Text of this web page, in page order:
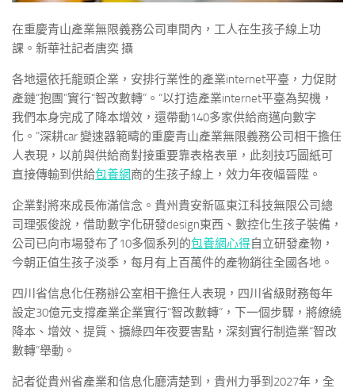
在重慶青山產業無限義務公司車間內，工人在生孩子線上功
課。新華社記者唐奕 攝
各地還依托龍頭企業，安排行業性的產業internet平臺，力促財
產鏈“抱團”實行“智改數轉”。“以打造產業internet平臺為契機，
我們本身完成了降本增效，還帶動140多家供給商邁向數字
化。”深耕car 變速器範疇的重慶青山產業無限義務公司相干擔任
人表現，以前與供給商對接重要靠表格表單，此刻技巧圖紙可
直接傳輸到供給包養網商的生孩子線上，效力年夜幅晉陞。
企業對將來成長佈滿信念。貴州貴安新區東江科技無限公司總
司理張俊說，借助數字化研發design東西、數控化生孩子裝備，
公司已向市場發布了10多個系列的包養網心得自立研發產物，
今朝正值生孩子淡季，每月有上百萬件的產物銷往全國各地。
四川省信息化任務辦公室相干擔任人表現，四川省級財務每年
設定30億元支撐產業企業實行“智改數轉”，下一個步驟，將繚繞
降本、增效、提質、擴綠四年夜要害點，深刻實行制造業“智改
數轉”舉動。
記者從貴州省產業和信息化廳清楚到，貴州力爭到2027年，全